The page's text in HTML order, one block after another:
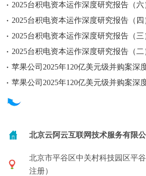
2025台积电资本运作深度研究报告（六
2025台积电资本运作深度研究报告（四
2025台积电资本运作深度研究报告（三
2025台积电资本运作深度研究报告（二
苹果公司2025年120亿美元级并购案深
苹果公司2025年120亿美元级并购案深
北京云阿云互联网技术服务有限公
北京市平谷区中关村科技园区平
注册）